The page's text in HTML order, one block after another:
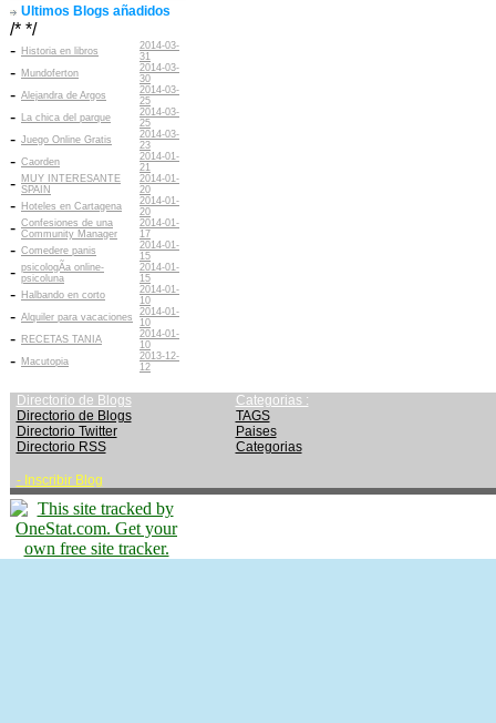
Ultimos Blogs añadidos
/* */
- Historia en libros
2014-03-
31
- Mundoferton
2014-03-
30
- Alejandra de Argos
2014-03-
25
- La chica del parque
2014-03-
25
- Juego Online Gratis
2014-03-
23
- Caorden
2014-01-
21
- MUY INTERESANTE
SPAIN
2014-01-
20
- Hoteles en Cartagena
2014-01-
20
- Confesiones de una
Community Manager
2014-01-
17
- Comedere panis
2014-01-
15
- psicologÃ­a online-
psicoluna
2014-01-
15
- Halbando en corto
2014-01-
10
- Alquiler para vacaciones
2014-01-
10
- RECETAS TANIA
2014-01-
10
- Macutopia
2013-12-
12
Directorio de Blogs
Directorio de Blogs
Directorio Twitter
Directorio RSS
- Inscribir Blog
Categorias :
TAGS
Paises
Categorias